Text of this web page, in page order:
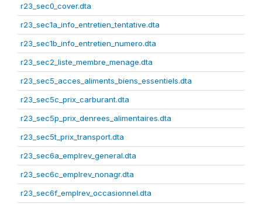
r23_sec0_cover.dta
r23_sec1a_info_entretien_tentative.dta
r23_sec1b_info_entretien_numero.dta
r23_sec2_liste_membre_menage.dta
r23_sec5_acces_aliments_biens_essentiels.dta
r23_sec5c_prix_carburant.dta
r23_sec5p_prix_denrees_alimentaires.dta
r23_sec5t_prix_transport.dta
r23_sec6a_emplrev_general.dta
r23_sec6c_emplrev_nonagr.dta
r23_sec6f_emplrev_occasionnel.dta